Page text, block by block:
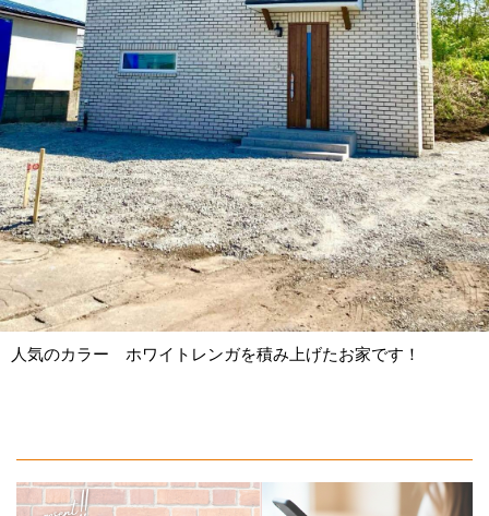
人気のカラー ホワイトレンガを積み上げたお家です！